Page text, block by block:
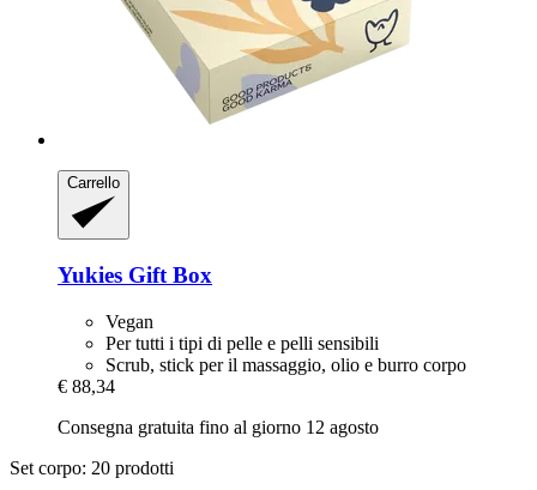
Carrello
Yukies Gift Box
Vegan
Per tutti i tipi di pelle e pelli sensibili
Scrub, stick per il massaggio, olio e burro corpo
€ 88,34
Consegna gratuita fino al giorno 12 agosto
Set corpo: 20 prodotti